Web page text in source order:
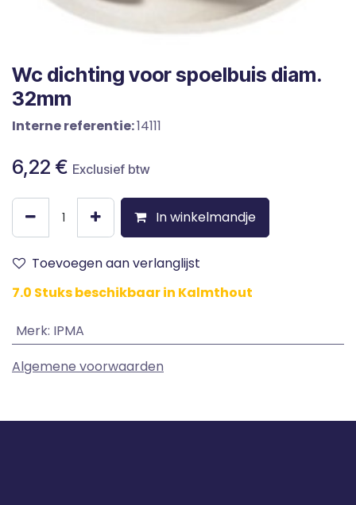
Wc dichting voor spoelbuis diam.
32mm
Interne referentie:14111
6,22 € Exclusief btw
In winkelmandje
Toevoegen aan verlanglijst
7.0 Stuks beschikbaar in Kalmthout
Merk: IPMA
Algemene voorwaarden